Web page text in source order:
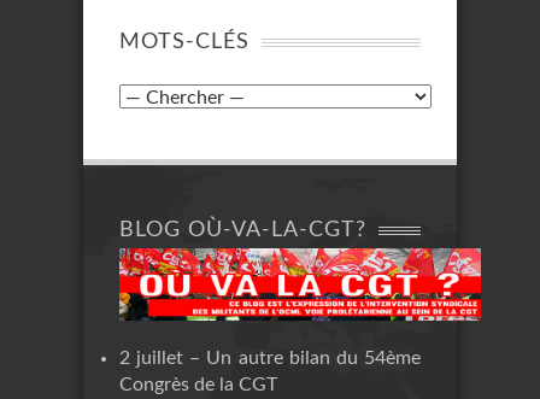
MOTS-CLÉS
BLOG OÙ-VA-LA-CGT?
2 juillet – Un autre bilan du 54ème
Congrès de la CGT